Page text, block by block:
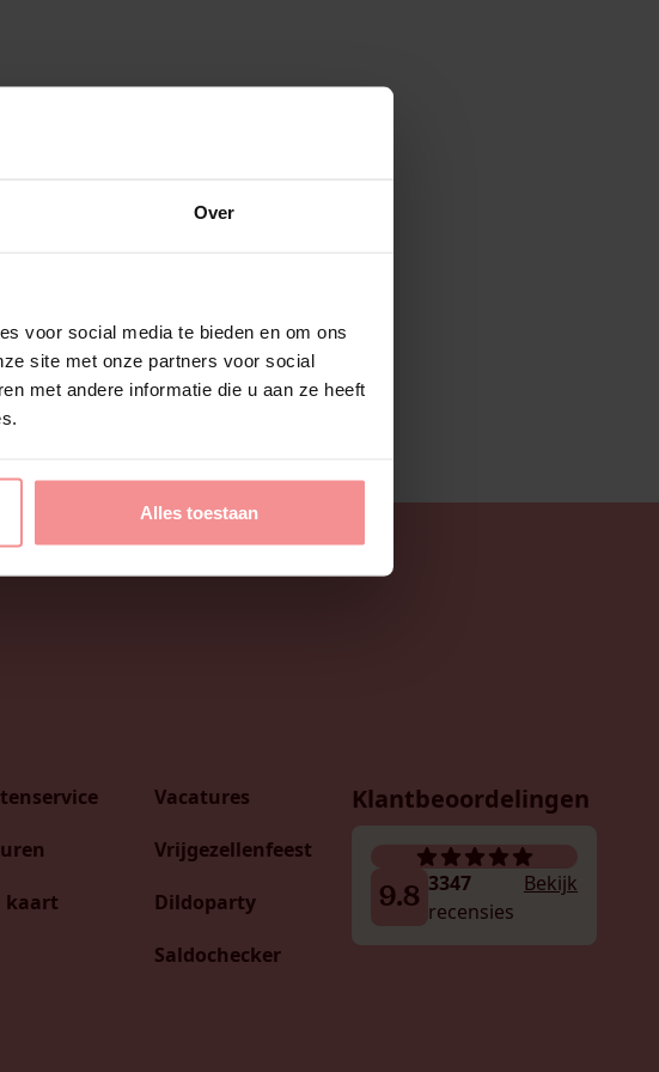
Over
voor social media te bieden en om ons
site met onze partners voor social
met andere informatie die u aan ze heeft
Alles toestaan
kaart
Vacatures
Vrijgezellenfeest
Dildoparty
Saldochecker
Klantbeoordelingen
9.8 3347
recensies
Bekijk